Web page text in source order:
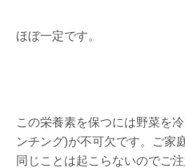
ほぼ一定です。
この栄養素を保つには野菜を
ンチング)が不可欠です。ご家
同じことは起こらないのでご注